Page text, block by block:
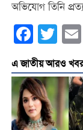
অভিযোগ তিনি
Facebook
Twitter
এ জাতীয় আরও